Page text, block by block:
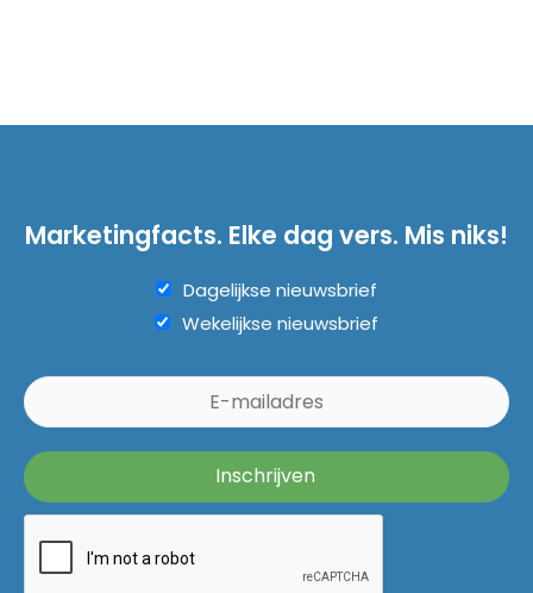
Marketingfacts. Elke dag vers. Mis niks!
Dagelijkse nieuwsbrief
Wekelijkse nieuwsbrief